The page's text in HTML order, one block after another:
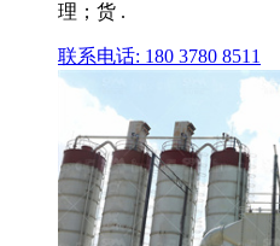
理；货 .
联系电话: 180 3780 8511